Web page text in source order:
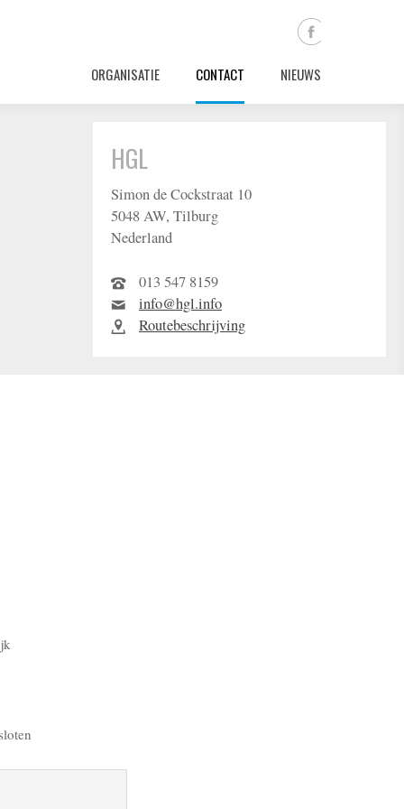
ORGANISATIE CONTACT NIEUWS
HGL
Simon de Cockstraat 10
5048 AW, Tilburg
Nederland
013 547 8159
info@hgl.info
Routebeschrijving